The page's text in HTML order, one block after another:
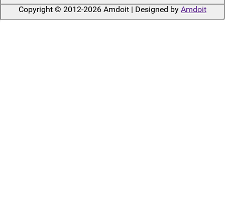
Copyright © 2012-2026 Amdoit | Designed by Amdoit